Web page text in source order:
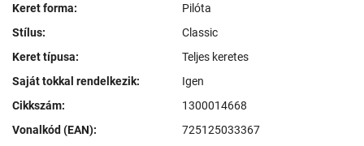
Keret forma:
Pilóta
Stílus:
Classic
Keret típusa:
Teljes keretes
Saját tokkal rendelkezik:
Igen
Cikkszám:
1300014668
Vonalkód (EAN):
725125033367